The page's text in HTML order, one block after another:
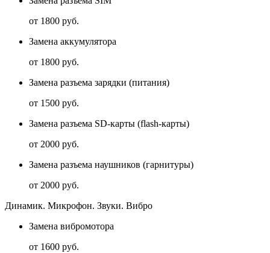
от 1800 руб.
Замена аккумулятора
от 1800 руб.
Замена разъема зарядки (питания)
от 1500 руб.
Замена разъема SD-карты (flash-карты)
от 2000 руб.
Замена разъема наушников (гарнитуры)
от 2000 руб.
Динамик. Микрофон. Звуки. Вибро
Замена вибромотора
от 1600 руб.